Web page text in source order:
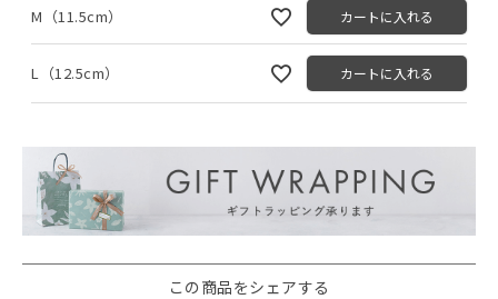
M（11.5cm） カートに入れる
L（12.5cm） カートに入れる
この商品をシェアする